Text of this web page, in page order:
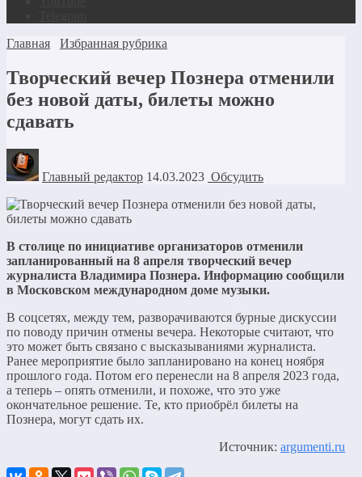
Главная
Избранная рубрика
Творческий вечер Познера отменили
без новой даты, билеты можно
сдавать
Главный редактор 14.03.2023 Обсудить
В столице по инициативе организаторов отменили
запланированный на 8 апреля творческий вечер
журналиста Владимира Познера. Информацию сообщили
в Московском международном доме музыки.
В соцсетях, между тем, разворачиваются бурные дискуссии
по поводу причин отмены вечера. Некоторые считают, что
это может быть связано с высказываниями журналиста.
Ранее мероприятие было запланировано на конец ноября
прошлого года. Потом его перенесли на 8 апреля 2023 года,
а теперь – опять отменили, и похоже, что это уже
окончательное решение. Те, кто приобрёл билеты на
Познера, могут сдать их.
Источник:argumenti.ru